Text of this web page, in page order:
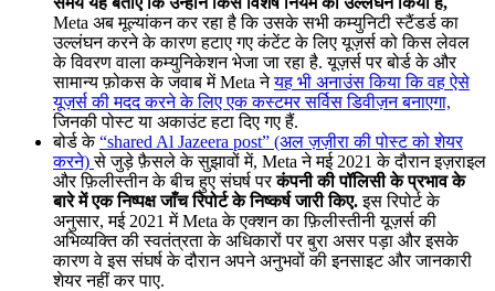
Meta अब मूल्यांकन कर रहा है कि उसके सभी कम्युनिटी स्टैंडर्ड का
उल्लंघन करने के कारण हटाए गए कंटेंट के लिए यूज़र्स को किस लेवल
के विवरण वाला कम्युनिकेशन भेजा जा रहा है. यूज़र्स पर बोर्ड के और
सामान्य फ़ोकस के जवाब में Meta नेयह भी अनाउंस किया कि वह ऐसे
यूज़र्स की मदद करने के लिए एक कस्टमर सर्विस डिवीज़न बनाएगा,
जिनकी पोस्ट या अकाउंट हटा दिए गए हैं.
बोर्ड के“shared Al Jazeera post” (अल ज़ज़ीरा की पोस्ट को शेयर
करने)से जुड़े फ़ैसले के सुझावों में, Meta ने मई 2021 के दौरान इज़राइल
और फ़िलीस्तीन के बीच हुए संघर्ष परकंपनी की पॉलिसी के प्रभाव के
बारे में एक निष्पक्ष जाँच रिपोर्ट के निष्कर्ष जारी किए.इस रिपोर्ट के
अनुसार, मई 2021 में Meta के एक्शन का फ़िलीस्तीनी यूज़र्स की
अभिव्यक्ति की स्वतंत्रता के अधिकारों पर बुरा असर पड़ा और इसके
कारण वे इस संघर्ष के दौरान अपने अनुभवों की इनसाइट और जानकारी
शेयर नहीं कर पाए.